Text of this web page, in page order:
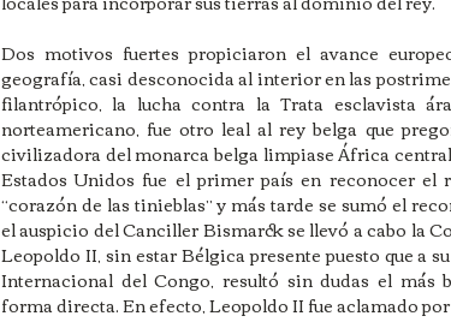
Dos motivos fuertes propiciaron el avance
geografía, casi desconocida al interior en las
filantrópico, la lucha contra la Trata esclavista
norteamericano, fue otro leal al rey belga que
civilizadora del monarca belga limpiase África
Estados Unidos fue el primer país en reconocer el
“corazón de las tinieblas” y más tarde se sumó el
el auspicio del Canciller Bismarck se llevó a cabo la
Leopoldo II, sin estar Bélgica presente puesto que a
Internacional del Congo, resultó sin dudas el más
forma directa. En efecto, Leopoldo II fue aclamado